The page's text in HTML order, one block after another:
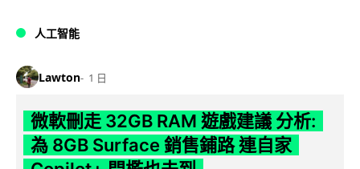
人工智能
Lawton 1 日
微軟刪走 32GB RAM 遊戲建議 分析:
為 8GB Surface 銷售鋪路 連自家